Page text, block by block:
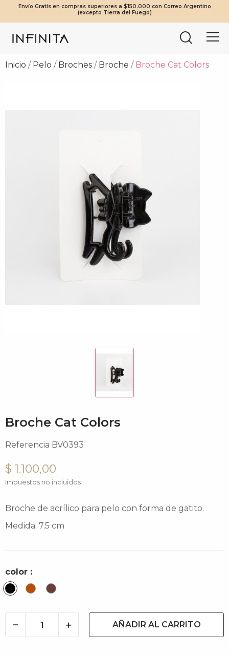
¡Beneficios Exclusivos! 20% OFF a partir de $2.000.000 | 10% OFF a
partir de $1.000.000
Envío Gratis en compras superiores a $150.000 con Correo Argentino
(excepto Tierra del Fuego)
Tierra del Fuego envíos solo en compras a partir de $200.000
vía Cruz del Sur.
Mínimo de compra web $80.000
Inicio Pelo Broches Broche Broche Cat Colors
Broche Cat Colors
Referencia BV0393
$ 1.100,00
Impuestos no incluidos
Broche de acrílico para pelo con forma de gatito.
Medida: 7.5 cm
color :
NegroCareyCacao
AÑADIR AL CARRITO